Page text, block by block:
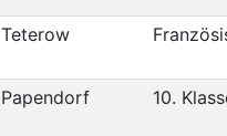
Teterow
Papendorf 10.